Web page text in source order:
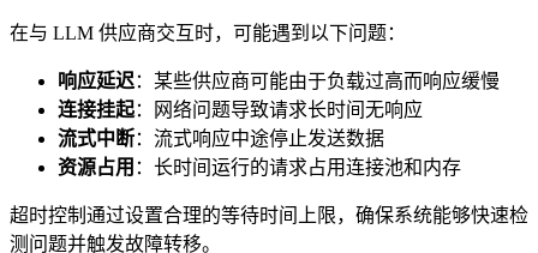
在与 LLM 供应商交互时，可能遇到以下问题：
响应延迟：某些供应商可能由于负载过高而响应缓慢
连接挂起：网络问题导致请求长时间无响应
流式中断：流式响应中途停止发送数据
资源占用 ：长时间运行的请求占用连接池和内存
超时控制通过设置合理的等待时间上限，确保系统能够快速检
测问题并触发故障转移。